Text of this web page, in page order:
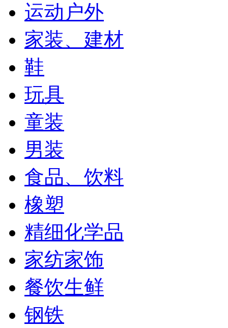
运动户外
家装、建材
鞋
玩具
童装
男装
食品、饮料
橡塑
精细化学品
家纺家饰
餐饮生鲜
钢铁